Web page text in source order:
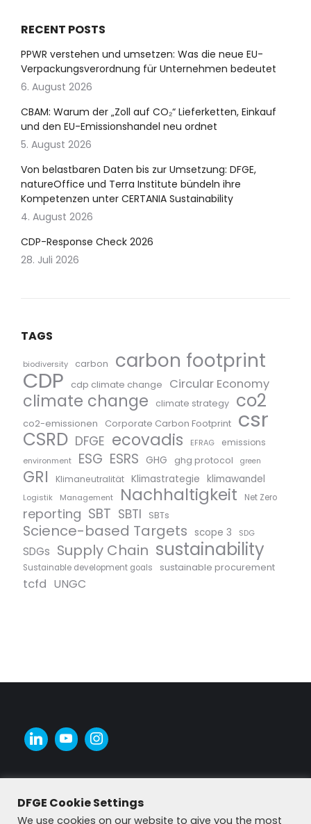
RECENT POSTS
PPWR verstehen und umsetzen: Was die neue EU-
Verpackungsverordnung für Unternehmen bedeutet
6. August 2026
CBAM: Warum der „Zoll auf CO₂“ Lieferketten, Einkauf
und den EU-Emissionshandel neu ordnet
5. August 2026
Von belastbaren Daten bis zur Umsetzung: DFGE,
natureOffice und Terra Institute bündeln ihre
Kompetenzen unter CERTANIA Sustainability
4. August 2026
CDP-Response Check 2026
28. Juli 2026
TAGS
biodiversity carbon carbon footprint
CDP cdp climate change Circular Economy
climate change climate strategy co2
co2-emissionen Corporate Carbon Footprint csr
CSRD DFGE ecovadis EFRAG emissions
environment ESG ESRS GHG ghg protocol green
GRI Klimaneutralität Klimastrategie klimawandel
Logistik Management Nachhaltigkeit Net Zero
reporting SBT SBTI SBTs
Science-based Targets scope 3 SDG
SDGs Supply Chain sustainability
Sustainable development goals sustainable procurement
tcfd UNGC
DFGE Cookie Settings
We use cookies on our website to give you the most